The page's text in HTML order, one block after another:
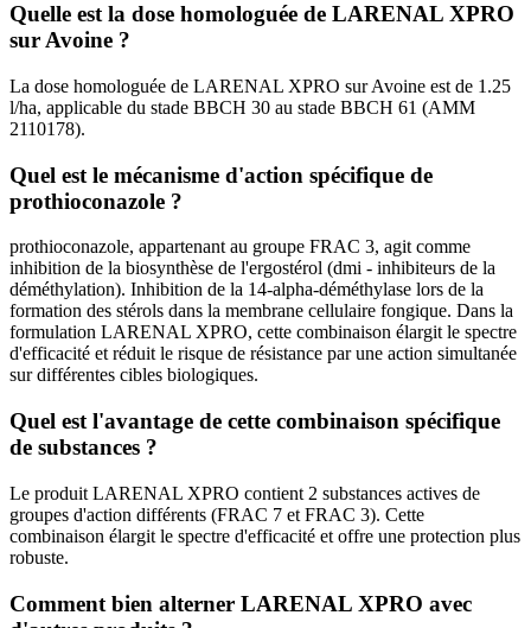
Quelle est la dose homologuée de LARENAL XPRO
sur Avoine ?
La dose homologuée de LARENAL XPRO sur Avoine est de 1.25
l/ha, applicable du stade BBCH 30 au stade BBCH 61 (AMM
2110178).
Quel est le mécanisme d'action spécifique de
prothioconazole ?
prothioconazole, appartenant au groupe FRAC 3, agit comme
inhibition de la biosynthèse de l'ergostérol (dmi - inhibiteurs de la
déméthylation). Inhibition de la 14-alpha-déméthylase lors de la
formation des stérols dans la membrane cellulaire fongique. Dans la
formulation LARENAL XPRO, cette combinaison élargit le spectre
d'efficacité et réduit le risque de résistance par une action simultanée
sur différentes cibles biologiques.
Quel est l'avantage de cette combinaison spécifique
de substances ?
Le produit LARENAL XPRO contient 2 substances actives de
groupes d'action différents (FRAC 7 et FRAC 3). Cette
combinaison élargit le spectre d'efficacité et offre une protection plus
robuste.
Comment bien alterner LARENAL XPRO avec